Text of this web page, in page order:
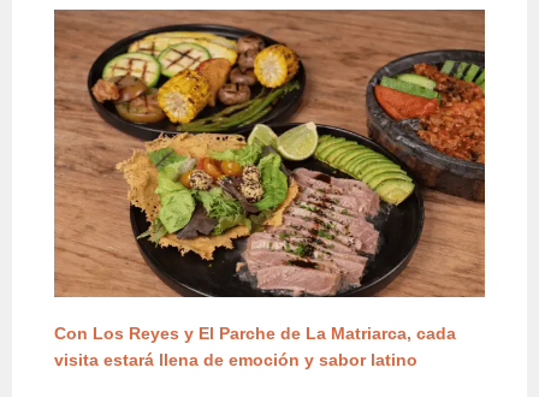
Con Los Reyes y El Parche de La Matriarca, cada
visita estará llena de emoción y sabor latino